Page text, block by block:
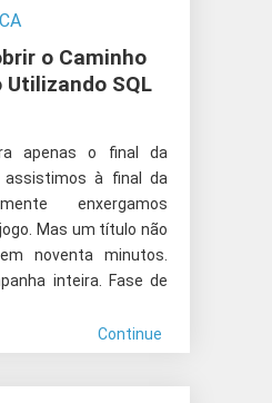
o Caminho
Utilizando SQL
apenas o final da
assistimos à final da
enxergamos
Mas um título não
noventa minutos.
inteira. Fase de
Continue